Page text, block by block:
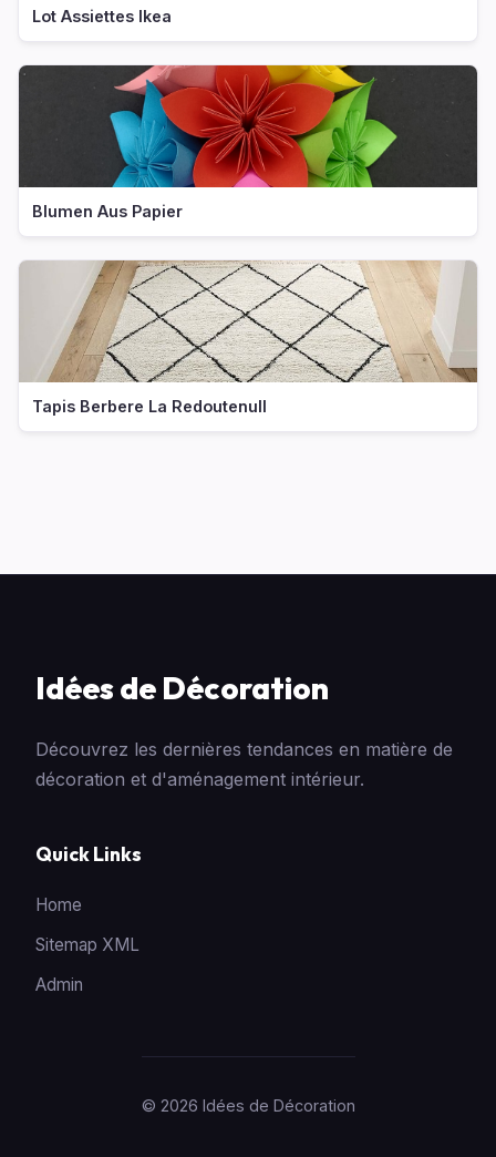
Lot Assiettes Ikea
Blumen Aus Papier
Tapis Berbere La Redoutenull
Idées de Décoration
Découvrez les dernières tendances en matière de
décoration et d'aménagement intérieur.
Quick Links
Home
Sitemap XML
Admin
© 2026 Idées de Décoration